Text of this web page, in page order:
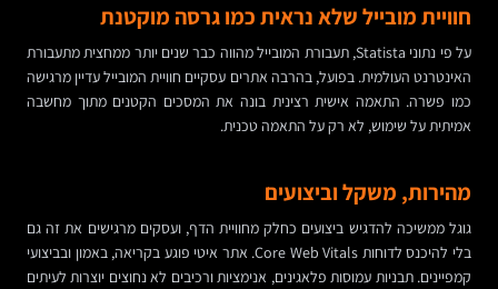
חוויית מובייל שלא נראית כמו גרסה מוקטנת
על פי נתוני Statista, תעבורת המובייל מהווה כבר שנים יותר ממחצית מתעבורת
האינטרנט העולמית. בפועל, בהרבה אתרים עסקיים חוויית המובייל עדיין מרגישה
כמו פשרה. התאמה אישית רצינית בונה את המסכים הקטנים מתוך מחשבה
אמיתית על שימוש, לא רק על התאמה טכנית.
מהירות, משקל וביצועים
גוגל ממשיכה להדגיש ביצועים כחלק מחוויית הדף, ועסקים מרגישים את זה גם
בלי להיכנס לדוחות Core Web Vitals. אתר איטי פוגע בקריאה, באמון ובביצועי
קמפיינים. תבניות עמוסות פלאגינים, אנימציות ורכיבים לא נחוצים יוצרות לעיתים